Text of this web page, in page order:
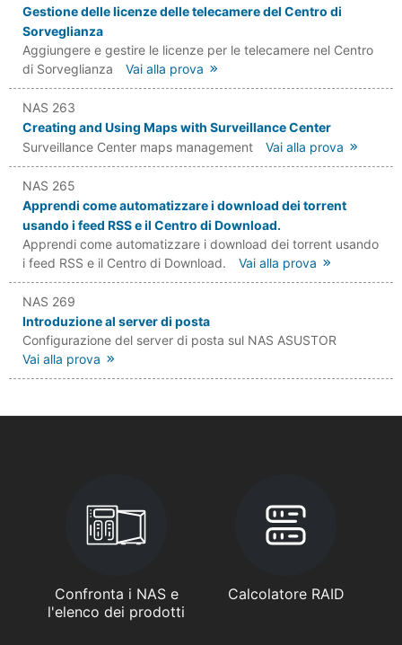
Gestione delle licenze delle telecamere del Centro di
Sorveglianza
Aggiungere e gestire le licenze per le telecamere nel Centro
di Sorveglianza
Vai alla prova
NAS 263
Creating and Using Maps with Surveillance Center
Surveillance Center maps management
Vai alla prova
NAS 265
Apprendi come automatizzare i download dei torrent
usando i feed RSS e il Centro di Download.
Apprendi come automatizzare i download dei torrent usando
i feed RSS e il Centro di Download.
Vai alla prova
NAS 269
Introduzione al server di posta
Configurazione del server di posta sul NAS ASUSTOR
Vai alla prova
Confronta i NAS e
l'elenco dei prodotti
Calcolatore RAID